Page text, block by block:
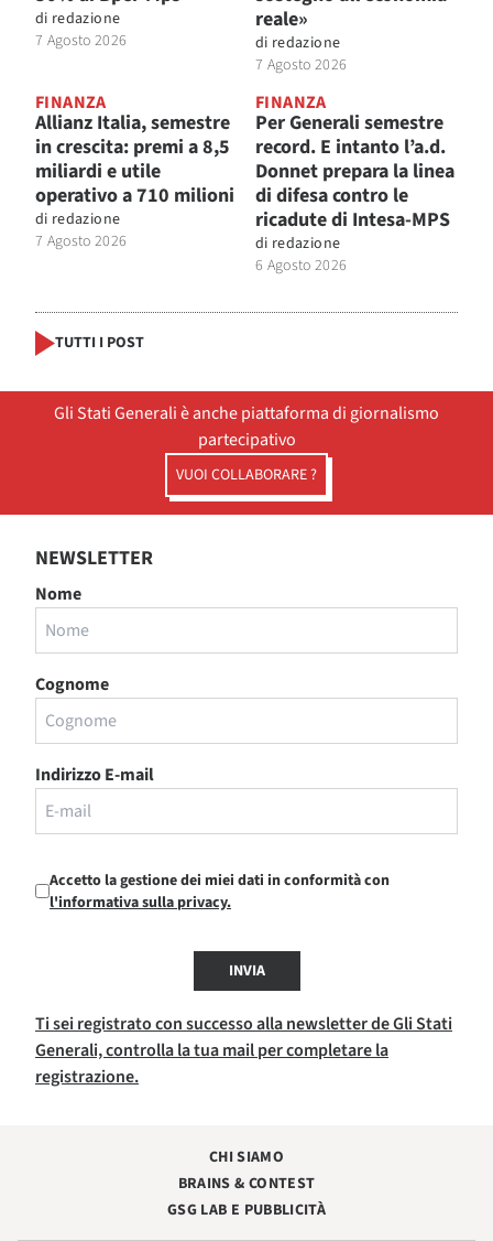
di redazione
7 Agosto 2026
reale»
di redazione
7 Agosto 2026
FINANZA
Allianz Italia, semestre
in crescita: premi a 8,5
miliardi e utile
operativo a 710 milioni
di redazione
7 Agosto 2026
FINANZA
Per Generali semestre
record. E intanto l’a.d.
Donnet prepara la linea
di difesa contro le
ricadute di Intesa-MPS
di redazione
6 Agosto 2026
TUTTI I POST
Gli Stati Generali è anche piattaforma di giornalismo
partecipativo
VUOI COLLABORARE ?
NEWSLETTER
Nome
Cognome
Indirizzo E-mail
Accetto la gestione dei miei dati in conformità con
l'informativa sulla privacy.
INVIA
Ti sei registrato con successo alla newsletter de Gli Stati
Generali, controlla la tua mail per completare la
registrazione.
CHI SIAMO
BRAINS & CONTEST
GSG LAB E PUBBLICITÀ